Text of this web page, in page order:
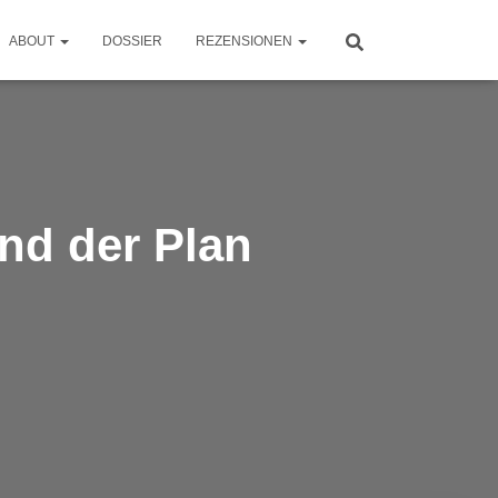
ABOUT DOSSIER REZENSIONEN
der Plan